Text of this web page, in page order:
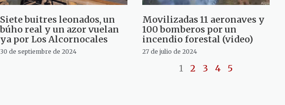
Siete buitres leonados, un
búho real y un azor vuelan
ya por Los Alcornocales
30 de septiembre de 2024
Movilizadas 11 aeronaves y
100 bomberos por un
incendio forestal (video)
27 de julio de 2024
1 2 3 4 5